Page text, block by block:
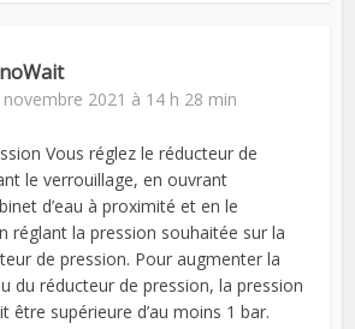
novembre 2021 à 14 h 28 min
Vous réglez le réducteur de
le verrouillage, en ouvrant
d’eau à proximité et en le
réglant la pression souhaitée sur la
de pression. Pour augmenter la
du réducteur de pression, la pression
être supérieure d’au moins 1 bar.